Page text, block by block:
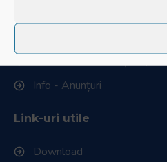
Info - Anunțuri
Link-uri utile
Download